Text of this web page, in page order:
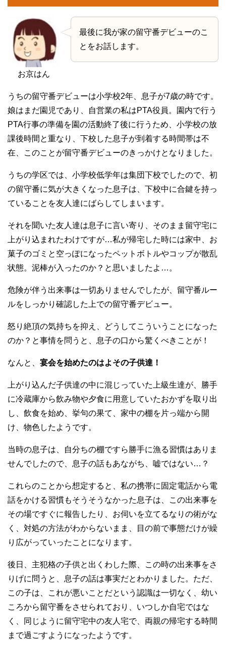
お京はん
最後に我が家の留守番デビューのこ
とをお話します。
うちの留守番デビューは小学校2年、息子が7歳の時です。
娘はまだ園児であり、自営業の私はPTA役員。園内で行う
PTA行事の準備を園の活動終了後に行うため、小学校の放
課後時間と重なり、下校した息子が到着する時間帯は不
在、このことが留守番デビューのきっかけとなりました。
うちの学区では、小学校低学年は集団下校でしたので、初
の留守番に気が大きくなった息子は、下校中に合鍵を持っ
ていることを友人達にばらしてしまいます。
それを聞いた友人達は息子に言い寄り、そのまま留守宅に
上がり込まれたわけですが…私が帰宅した時には家中、お
菓子のゴミと空っぽになったペットボトルやコップが散乱
状態。泥棒が入ったのか？と思いましたよ…。
危険が伴う出来事は一切ありませんでしたが、留守番ルー
ルをしっかり確認した上での留守番デビュー。
怒り絶頂の気持ちを抑え、どうしてこういうことになった
のか？と事情を問うと、息子の口から驚くべきことが！
なんと、 宴会を始めたのはよその子供達！
上がり込んだ子供達の中に混じっていた上級生達が、勝手
に冷蔵庫から飲み物や夕食に用意していたおかずを取り出
し、飲食を始め、挙句の果て、家中の棚を片っ端から開
け、物色したようです。
当時の息子は、自分ちの棚ですら勝手に漁る習慣はありま
せんでしたので、息子の話もあながち、嘘ではない…？
これらのことから想定すると、私の携帯に固定電話から電
話をかける習慣もそうそうなかった息子は、この出来事を
その場ですぐに報告したり、お伺いを立てるなりの術がな
く、対処の方法がわからないまま、目の前で事態だけが繰
り広がっていったことになります。
後日、主犯格の子供と出くわした際、この時の出来事をさ
りげに問うと、息子の話は事実だとわかりました。ただ、
この子は、これが悪いことだという認識は一切なく、幼い
ころから留守番をさせられており、いつしか自宅ではな
く、同じように留守宅中の友人宅で、両親の帰宅する時間
まで過ごすようになったようです。